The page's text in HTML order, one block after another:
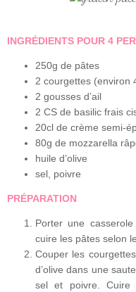
INGRÉDIENTS POUR 4
250g de pâtes
2 courgettes (environ
2 gousses d’ail
2 CS de basilic frais
20cl de crème semi-
80g de mozzarella
huile d’olive
sel, poivre
PRÉPARATION
Porter une
cuire les pâtes selon
Couper les
d’olive dans une
sel et poivre.